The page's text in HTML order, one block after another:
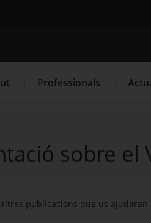
Cercador
visites al CAP. Obre en una nova
Què cal fer
Professionals
sobre el
publicacions que us